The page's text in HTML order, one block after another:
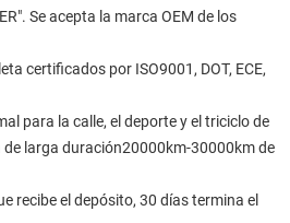
Se acepta la marca OEM de los
certificados por ISO9001, DOT, ECE,
para la calle, el deporte y el triciclo de
larga duración20000km-30000km de
recibe el depósito, 30 días termina el